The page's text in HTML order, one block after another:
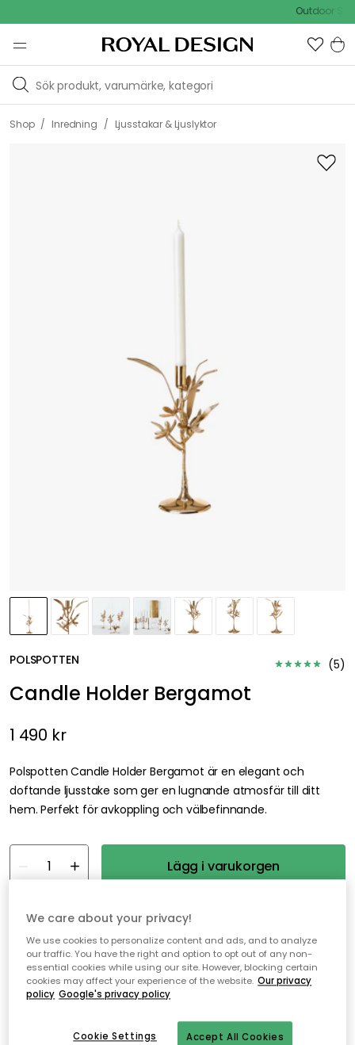
Outdoor Sale -
Shop / Inredning / Ljusstakar & Ljuslyktor
POLSPOTTEN (5)
Candle Holder Bergamot
1 490 kr
Polspotten Candle Holder Bergamot är en elegant och
doftande ljusstake som ger en lugnande atmosfär till ditt
hem. Perfekt för avkoppling och välbefinnande.
Lägg i varukorgen
Fri frakt över 499 kr*
Snabba och flexibla leveranser
We care about your privacy!
We use cookies to personalize content and ads, and to analyze
our traffic. You have the right and option to opt out of any non-
essential cookies while using our site. However, blocking certain
cookies may affect your experience of the website. Our privacy
policy Google's privacy policy
Accept All Cookies
Cookie Settings